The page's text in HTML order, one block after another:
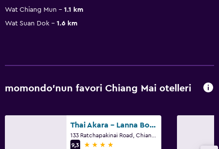
Wat Chiang Mun
1.1 km
Wat Suan Dok
1.6 km
momondo'nun favori Chiang Mai otelleri
Thai Akara - Lanna Boutique Hotel
9,3
4 yıldız